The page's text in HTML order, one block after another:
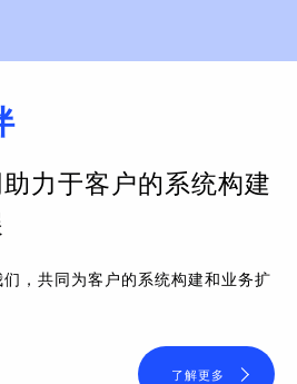
力于客户的系统构建
，共同为客户的系统构建和业务扩
了解更多